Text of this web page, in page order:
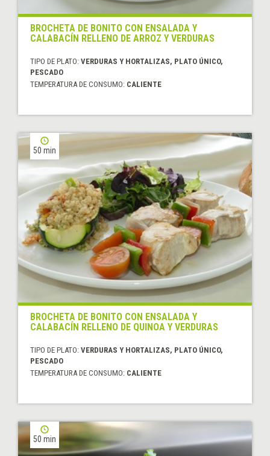
BROCHETA DE BONITO CON ENSALADA Y
CALABACÍN RELLENO DE ARROZ Y VERDURAS
TIPO DE PLATO: VERDURAS Y HORTALIZAS, PLATO ÚNICO,
PESCADO
TEMPERATURA DE CONSUMO: CALIENTE
50 min
BROCHETA DE BONITO CON ENSALADA Y
CALABACÍN RELLENO DE QUINOA Y VERDURAS
TIPO DE PLATO: VERDURAS Y HORTALIZAS, PLATO ÚNICO,
PESCADO
TEMPERATURA DE CONSUMO: CALIENTE
50 min